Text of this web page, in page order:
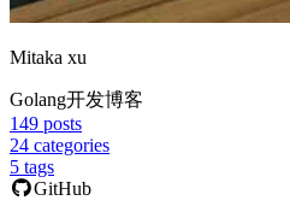
Mitaka xu
Golang开发博客
149 posts
24 categories
5 tags
GitHub